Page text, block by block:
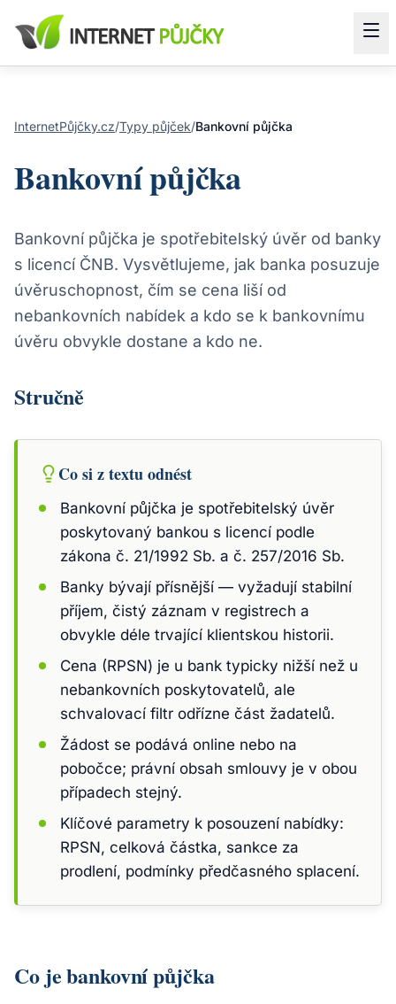
InternetPůjčky.cz/Typy půjček/Bankovní půjčka
Bankovní půjčka
Bankovní půjčka je spotřebitelský úvěr od banky
s licencí ČNB. Vysvětlujeme, jak banka posuzuje
úvěruschopnost, čím se cena liší od
nebankovních nabídek a kdo se k bankovnímu
úvěru obvykle dostane a kdo ne.
Stručně
Co si z textu odnést
Bankovní půjčka je spotřebitelský úvěr
poskytovaný bankou s licencí podle
zákona č. 21/1992 Sb. a č. 257/2016 Sb.
Banky bývají přísnější — vyžadují stabilní
příjem, čistý záznam v registrech a
obvykle déle trvající klientskou historii.
Cena (RPSN) je u bank typicky nižší než u
nebankovních poskytovatelů, ale
schvalovací filtr odřízne část žadatelů.
Žádost se podává online nebo na
pobočce; právní obsah smlouvy je v obou
případech stejný.
Klíčové parametry k posouzení nabídky:
RPSN, celková částka, sankce za
prodlení, podmínky předčasného splacení.
Co je bankovní půjčka